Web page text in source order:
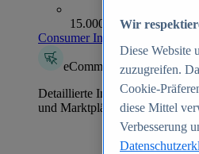
15.000+ Marken
Consumer Insights entdecken
eCommerce Insights
Detaillierte Informationen zu
und Marktplätzen
Wir
Diese Website
zuzugreifen.
Cookie-
diese Mittel
Verbesserung